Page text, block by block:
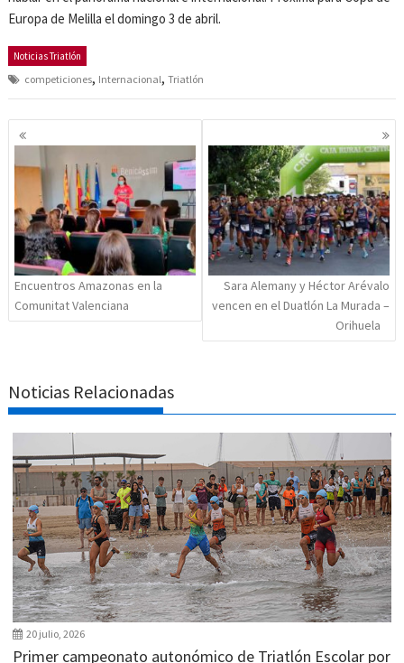
Europa de Melilla el domingo 3 de abril.
Noticias Triatlón
competiciones, Internacional,Triatlón
Navegación
de
entradas
Encuentros Amazonas en la
Comunitat Valenciana
Sara Alemany y Héctor Arévalo
vencen en el Duatlón La Murada –
Orihuela
Noticias Relacionadas
20 julio, 2026
Primer campeonato autonómico de Triatlón Escolar por